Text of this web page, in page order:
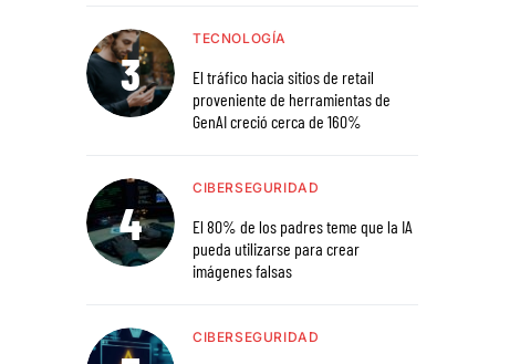
TECNOLOGÍA
El tráfico hacia sitios de retail
proveniente de herramientas de
GenAI creció cerca de 160%
CIBERSEGURIDAD
El 80% de los padres teme que la IA
pueda utilizarse para crear
imágenes falsas
CIBERSEGURIDAD